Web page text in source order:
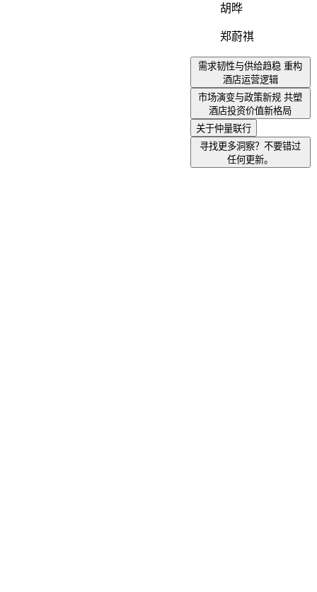
胡晔
郑蔚祺
需求韧性与供给趋稳 重构
酒店运营逻辑
市场演变与政策新规 共塑
酒店投资价值新格局
关于仲量联行
寻找更多洞察？不要错过
任何更新。